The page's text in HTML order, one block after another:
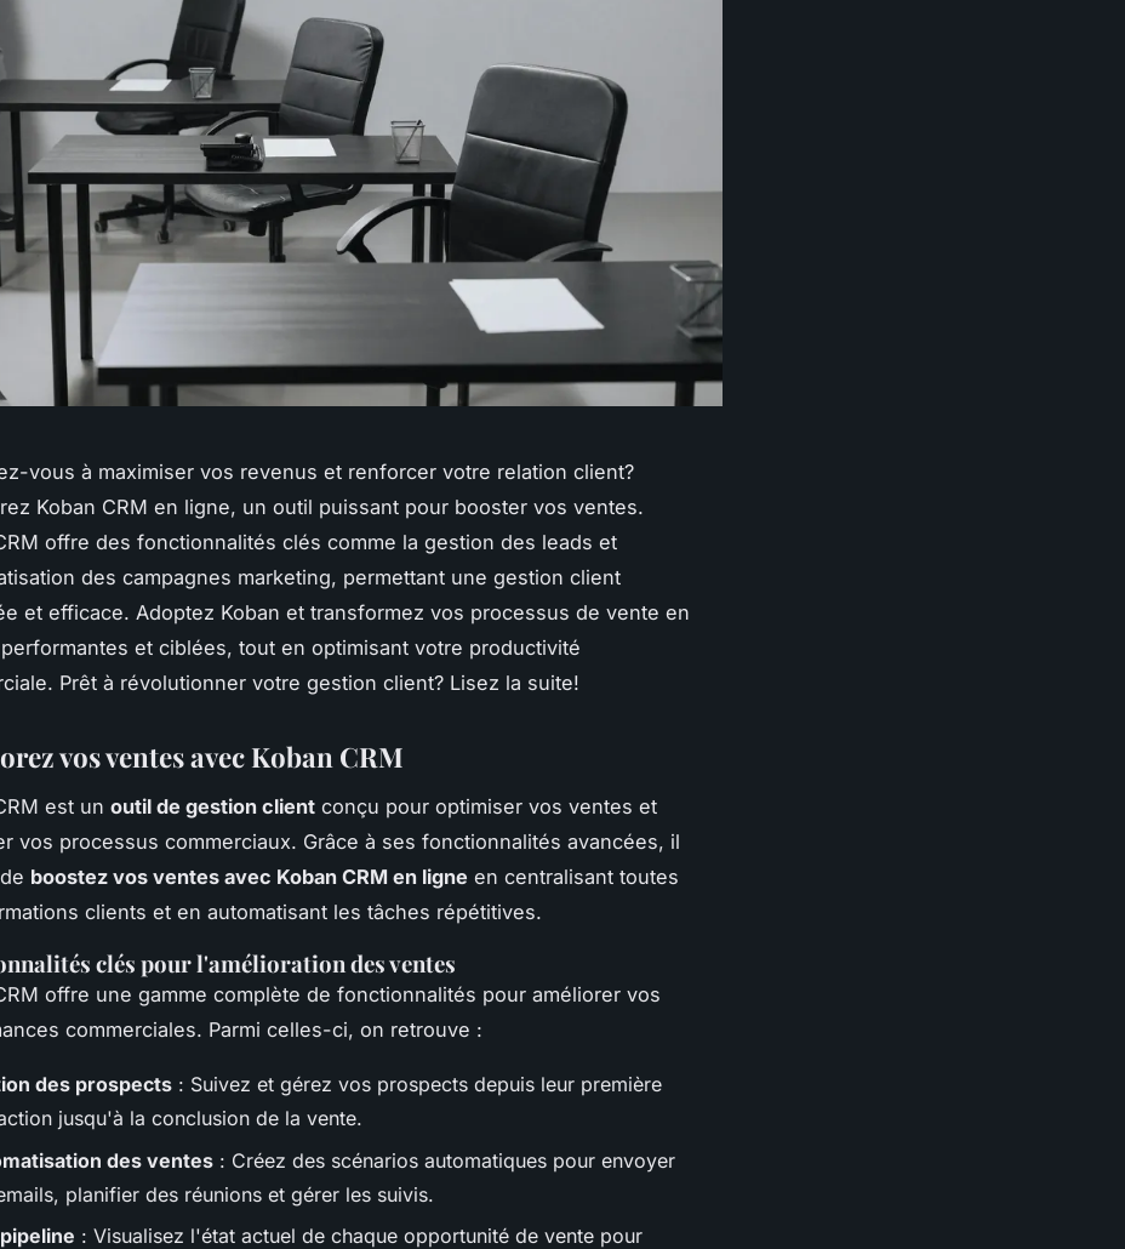
vous à maximiser vos revenus et renforcer votre relation client?
Koban CRM en ligne, un outil puissant pour booster vos ventes.
offre des fonctionnalités clés comme la gestion des leads et
des campagnes marketing, permettant une gestion client
et efficace. Adoptez Koban et transformez vos processus de vente en
et ciblées, tout en optimisant votre productivité
Prêt à révolutionner votre gestion client? Lisez la suite!
vos ventes avec Koban CRM
est un outil de gestion client conçu pour optimiser vos ventes et
vos processus commerciaux. Grâce à ses fonctionnalités avancées, il
boostez vos ventes avec Koban CRM en ligne en centralisant toutes
clients et en automatisant les tâches répétitives.
clés pour l'amélioration des ventes
offre une gamme complète de fonctionnalités pour améliorer vos
commerciales. Parmi celles-ci, on retrouve :
des prospects : Suivez et gérez vos prospects depuis leur première
jusqu'à la conclusion de la vente.
des ventes : Créez des scénarios automatiques pour envoyer
planifier des réunions et gérer les suivis.
: Visualisez l'état actuel de chaque opportunité de vente pour